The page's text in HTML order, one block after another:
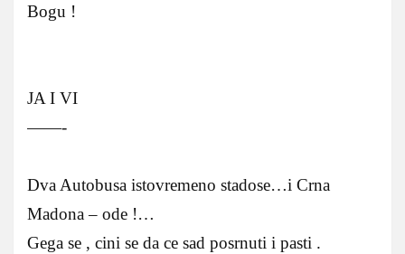
Bogu !
JA I VI
——-
Dva Autobusa istovremeno stadose…i Crna
Madona – ode !…
Gega se , cini se da ce sad posrnuti i pasti .